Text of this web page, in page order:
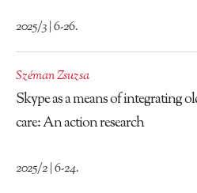
2025/3 | 6-26.
Széman Zsuzsa
Skype as a means of integrating
care: An action research
2025/2 | 6-24.